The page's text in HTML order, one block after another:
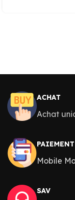
ACHAT
Achat
PAIEMENT
Mobile
SAV